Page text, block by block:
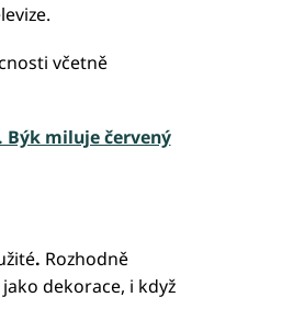
včetně
Býk miluje červený
. Rozhodně
dekorace, i když